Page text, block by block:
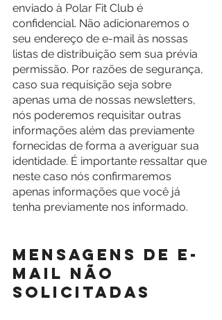
enviado à Polar Fit Club é
confidencial. Não adicionaremos o
seu endereço de e-mail às nossas
listas de distribuição sem sua prévia
permissão. Por razões de segurança,
caso sua requisição seja sobre
apenas uma de nossas newsletters,
nós poderemos requisitar outras
informações além das previamente
fornecidas de forma a averiguar sua
identidade. É importante ressaltar que
neste caso nós confirmaremos
apenas informações que você já
tenha previamente nos informado.
Mensagens de e-
mail não
solicitadas